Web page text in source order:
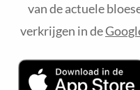
van de actuele
verkrijgen in de